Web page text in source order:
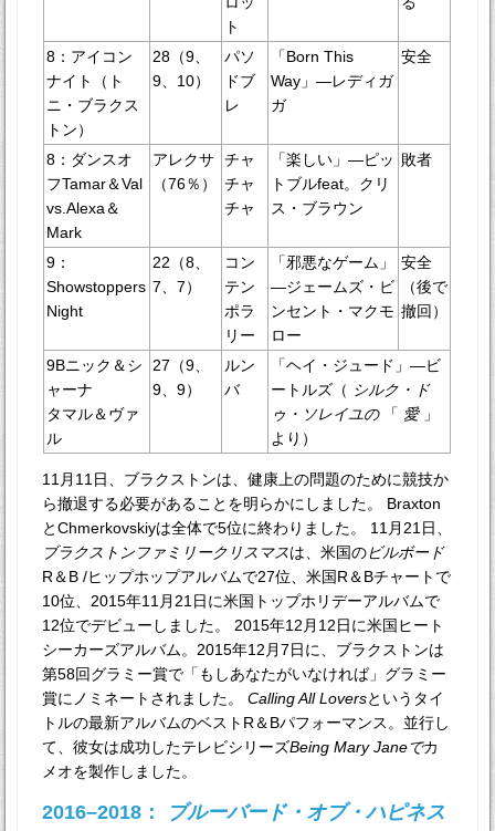
ト
8：アイコン
ナイト（ト
ニ・ブラクス
トン）
28（9、
9、10）
パソ
ドブ
レ
「Born This
Way」—レディガ
ガ
安全
8：ダンスオ
フTamar＆Val
vs.Alexa＆
Mark
アレクサ
（76％）
チャ
チャ
チャ
「楽しい」—ピッ
トブルfeat。クリ
ス・ブラウン
敗者
9：
Showstoppers
Night
22（8、
7、7）
コン
テン
ポラ
リー
「邪悪なゲーム」
—ジェームズ・ビ
ンセント・マクモ
ロー
安全
（後で
撤回）
9Bニック＆シ
ャーナ
タマル＆ヴァ
ル
27（9、
9、9）
ルン
バ
「ヘイ・ジュード」—ビ
ートルズ（ シルク・ド
ゥ・ソレイユの「 愛」
より）
11月11日、ブラクストンは、健康上の問題のために競技か
ら撤退する必要があることを明らかにしました。 Braxton
とChmerkovskiyは全体で5位に終わりました。 11月21日、
ブラクストンファミリークリスマスは、米国のビルボード
R＆B /ヒップホップアルバムで27位、米国R＆Bチャートで
10位、2015年11月21日に米国トップホリデーアルバムで
12位でデビューしました。 2015年12月12日に米国ヒート
シーカーズアルバム。2015年12月7日に、ブラクストンは
第58回グラミー賞で「もしあなたがいなければ」グラミー
賞にノミネートされました。Calling All Loversというタイ
トルの最新アルバムのベストR＆Bパフォーマンス。並行し
て、彼女は成功したテレビシリーズBeing Mary Janeでカ
メオを製作しました。
2016–2018：
ブルーバード・オブ・ハピネス